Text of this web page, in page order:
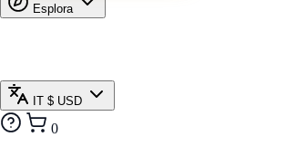
Esplora
IT $ USD
0